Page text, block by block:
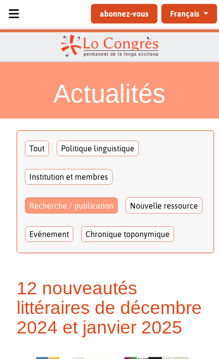
abonnez-vous Français
Actualités
Tout Politique linguistique
Institution et membres
Recherche / publication Nouvelle ressource
Evénement Chronique toponymique
12 nouveautés
littéraires de décembre
2024 et janvier 2025